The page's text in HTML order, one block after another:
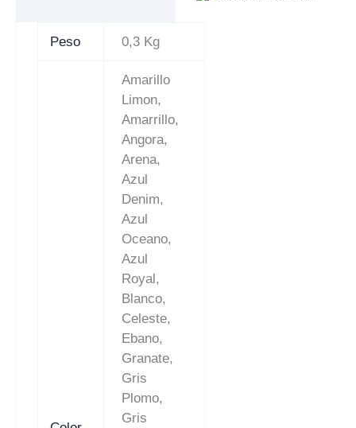
Peso 0,3 Kg
Amarillo
Limon,
Amarrillo,
Angora,
Arena,
Azul
Denim,
Azul
Oceano,
Azul
Royal,
Blanco,
Celeste,
Ebano,
Granate,
Gris
Plomo,
Gris